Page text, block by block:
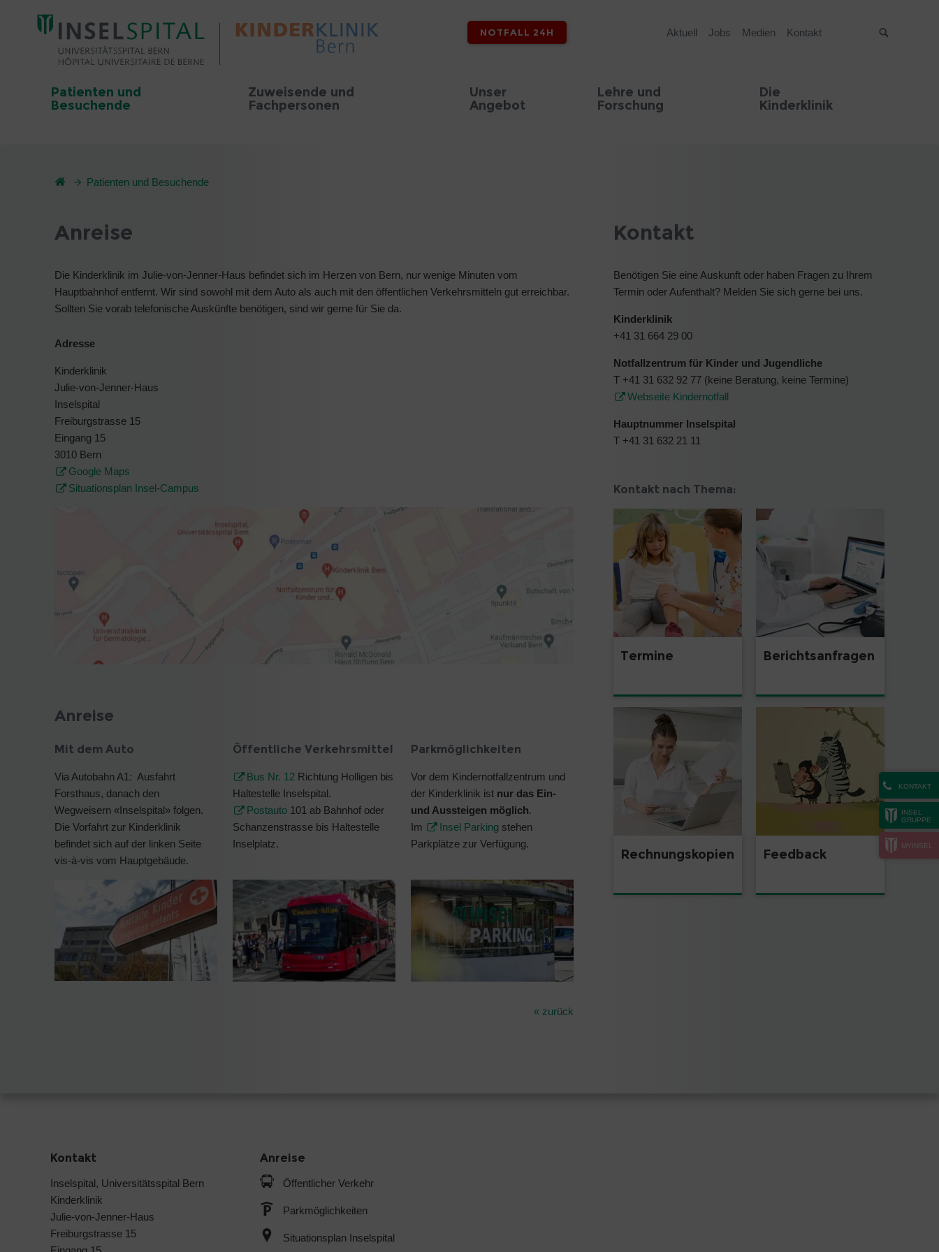
NOTFALL 24H Aktuell Jobs Medien Kontakt
Patienten und
Besuchende
Zuweisende und
Fachpersonen
Unser
Angebot
Lehre und
Forschung
Die
Kinderklinik
KONTAKT
INSEL
GRUPPE
MYINSEL
Patienten und Besuchende
Anreise
Die Kinderklinik im Julie-von-Jenner-Haus befindet sich im Herzen von Bern, nur wenige Minuten vom
Hauptbahnhof entfernt. Wir sind sowohl mit dem Auto als auch mit den öffentlichen Verkehrsmitteln gut erreichbar.
Sollten Sie vorab telefonische Auskünfte benötigen, sind wir gerne für Sie da.
Adresse
Kinderklinik
Julie-von-Jenner-Haus
Inselspital
Freiburgstrasse 15
Eingang 15
3010 Bern
Google Maps
Situationsplan Insel-Campus
Anreise
Mit dem Auto
Via Autobahn A1: Ausfahrt
Forsthaus, danach den
Wegweisern «Inselspital» folgen.
Die Vorfahrt zur Kinderklinik
befindet sich auf der linken Seite
vis-à-vis vom Hauptgebäude.
Öffentliche Verkehrsmittel
Bus Nr. 12Richtung Holligen bis
Haltestelle Inselspital.
Postauto 101 ab Bahnhof oder
Schanzenstrasse bis Haltestelle
Inselplatz.
Parkmöglichkeiten
Vor dem Kindernotfallzentrum und
der Kinderklinik ist nur das Ein-
und Aussteigen möglich.
Im
Insel Parkingstehen
Parkplätze zur Verfügung.
« zurück
Kontakt
Benötigen Sie eine Auskunft oder haben Fragen zu Ihrem
Termin oder Aufenthalt? Melden Sie sich gerne bei uns.
Kinderklinik
+41 31 664 29 00
Notfallzentrum für Kinder und Jugendliche
T +41 31 632 92 77 (keine Beratung, keine Termine)
Webseite Kindernotfall
Hauptnummer Inselspital
T +41 31 632 21 11
Kontakt nach Thema:
Termine Berichtsanfragen
Rechnungskopien Feedback
Kontakt
Inselspital, Universitätsspital Bern
Kinderklinik
Julie-von-Jenner-Haus
Freiburgstrasse 15
Anreise
Öffentlicher Verkehr
Parkmöglichkeiten
Situationsplan Inselspital